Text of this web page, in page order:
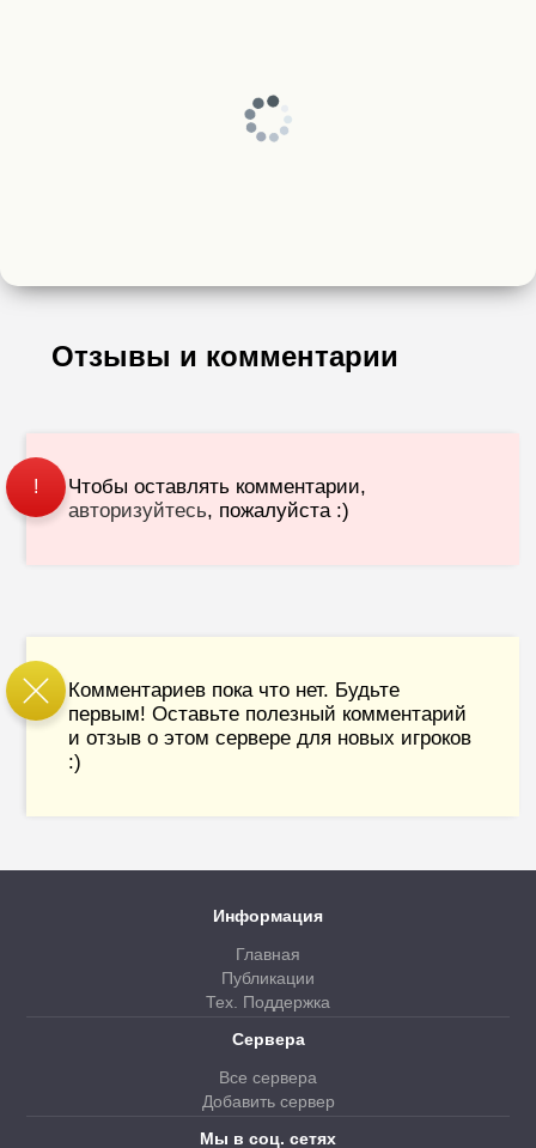
Отзывы и комментарии
!
Чтобы оставлять комментарии,
авторизуйтесь, пожалуйста :)
Комментариев пока что нет. Будьте
первым! Оставьте полезный комментарий
и отзыв о этом сервере для новых игроков
:)
Информация
Главная
Публикации
Тех. Поддержка
Сервера
Все сервера
Добавить сервер
Мы в соц. сетях